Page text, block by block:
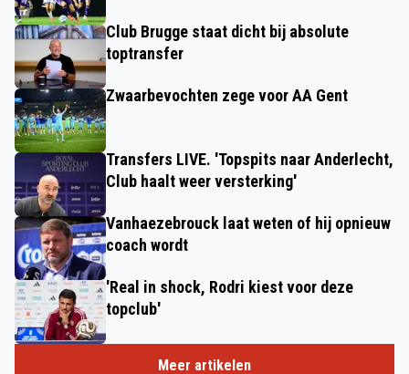
Club Brugge staat dicht bij absolute
toptransfer
Zwaarbevochten zege voor AA Gent
Transfers LIVE. 'Topspits naar Anderlecht,
Club haalt weer versterking'
Vanhaezebrouck laat weten of hij opnieuw
coach wordt
'Real in shock, Rodri kiest voor deze
topclub'
Meer artikelen